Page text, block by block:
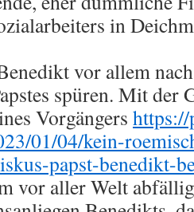
in
vor allem
spüren. Mit der
Vorgängers
01/04/kein-
papst-benedikt-
vor aller Welt